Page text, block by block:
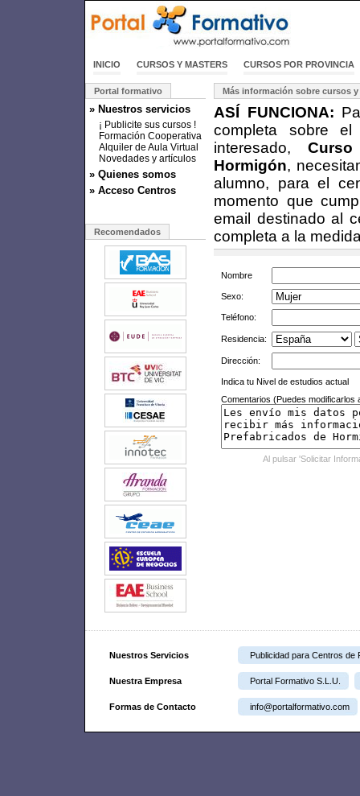
INICIO CURSOS Y MASTERS CURSOS POR PROVINCIA
Portal formativo
» Nuestros servicios
¡ Publicite sus cursos !
Formación Cooperativa
Alquiler de Aula Virtual
Novedades y artículos
» Quienes somos
» Acceso Centros
Recomendados
Más información sobre cursos y
ASÍ FUNCIONA:
completa sobre
interesado,
Hormigón,
alumno, para el
momento que
email destinado al
completa a la
Nombre
Sexo:
Teléfono:
Residencia:
Dirección:
Indica tu Nivel de estudios actual
Comentarios (Puedes modificarlos
Al pulsar 'Solicitar
Nuestros Servicios Publicidad para Centros de
Nuestra Empresa Portal Formativo S.L.U.
Formas de Contacto info@portalformativo.com